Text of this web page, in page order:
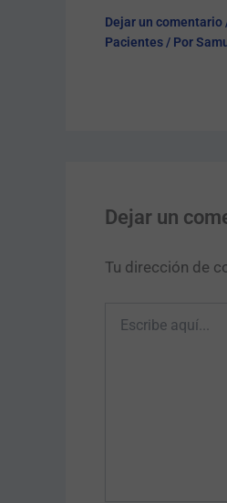
Dejar un comentario
Pacientes/ Por
Dejar un
Tu dirección de
aquí...